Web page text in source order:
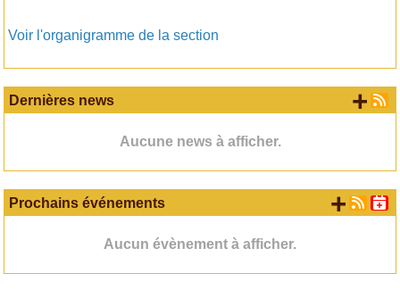
Voir l'organigramme de la section
Dernières news
Aucune news à afficher.
+
Prochains événements
Aucun évènement à afficher.
+